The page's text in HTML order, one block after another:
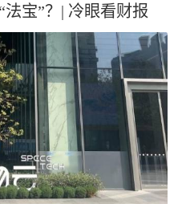
宝”？| 冷眼看财报